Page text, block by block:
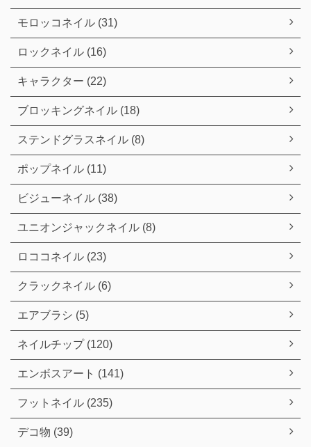
モロッコネイル (31)
ロックネイル (16)
キャラクター (22)
ブロッキングネイル (18)
ステンドグラスネイル (8)
ポップネイル (11)
ビジューネイル (38)
ユニオンジャックネイル (8)
ロココネイル (23)
クラックネイル (6)
エアブラシ (5)
ネイルチップ (120)
エンボスアート (141)
フットネイル (235)
デコ物 (39)